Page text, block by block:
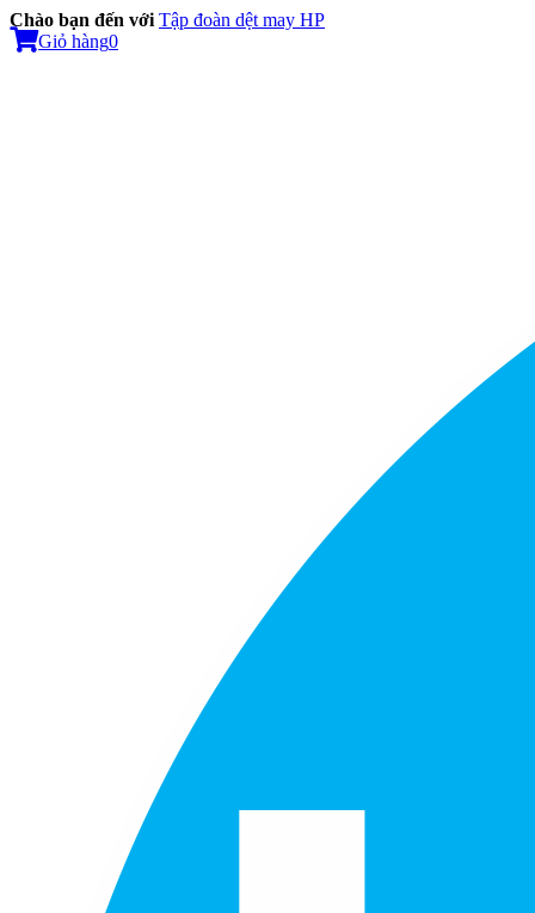
Chào bạn đến với Tập đoàn dệt may HP
Giỏ hàng0